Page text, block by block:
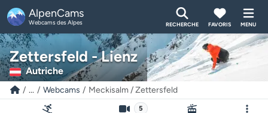
AlpenCams
Webcams des Alpes RECHERCHE FAVORIS MENU
Zettersfeld - Lienz
Autriche
... Webcams Meckisalm / Zettersfeld
5